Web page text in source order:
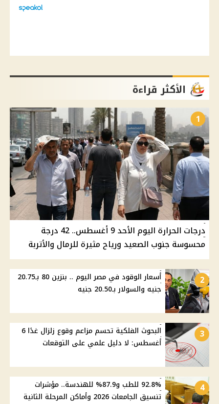
الأكثر قراءة
1
درجات الحرارة اليوم الأحد 9 أغسطس.. 42 درجة
محسوسة جنوب الصعيد ورياح مثيرة للرمال والأتربة
2
أسعار الوقود في مصر اليوم .. بنزين 80 بـ20.75
جنيه والسولار بـ20.50 جنيه
3
البحوث الفلكية تحسم مزاعم وقوع زلزال غدًا 6
أغسطس: لا دليل علمي على التوقعات
4
92.8% للطب و87.9% للهندسة.. مؤشرات
تنسيق الجامعات 2026 وأماكن المرحلة الثانية